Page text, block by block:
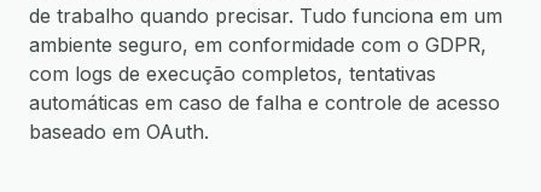
de trabalho quando precisar. Tudo funciona em um
ambiente seguro, em conformidade com o GDPR,
com logs de execução completos, tentativas
automáticas em caso de falha e controle de acesso
baseado em OAuth.